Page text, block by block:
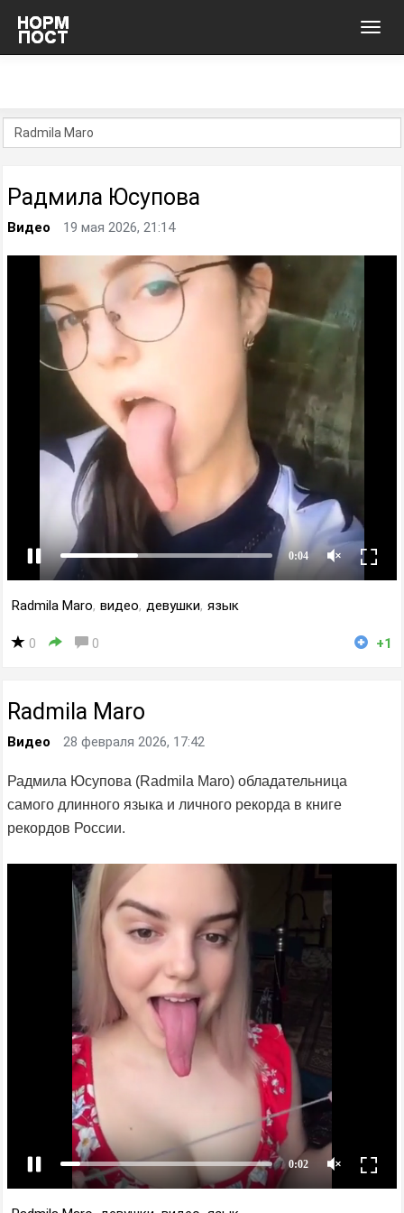
Радмила Юсупова
Видео 19 мая 2026, 21:14
Radmila Maro, видео, девушки, язык
0 0 +1
Radmila Maro
Видео 28 февраля 2026, 17:42
Радмила Юсупова (Radmila Maro) обладательница
самого длинного языка и личного рекорда в книге
рекордов России.